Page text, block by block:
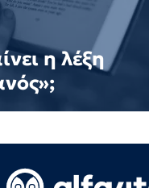
η λέξη